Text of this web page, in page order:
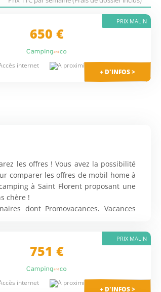
650 €
PRIX MALIN
+ D'INFOS >
les offres ! Vous avez la possibilité
comparer les offres de mobil home à
à Saint Florent proposant une
chère !
dont Promovacances, Vacances
wifi et 262 mobilhomes proches de la
751 €
PRIX MALIN
+ D'INFOS >